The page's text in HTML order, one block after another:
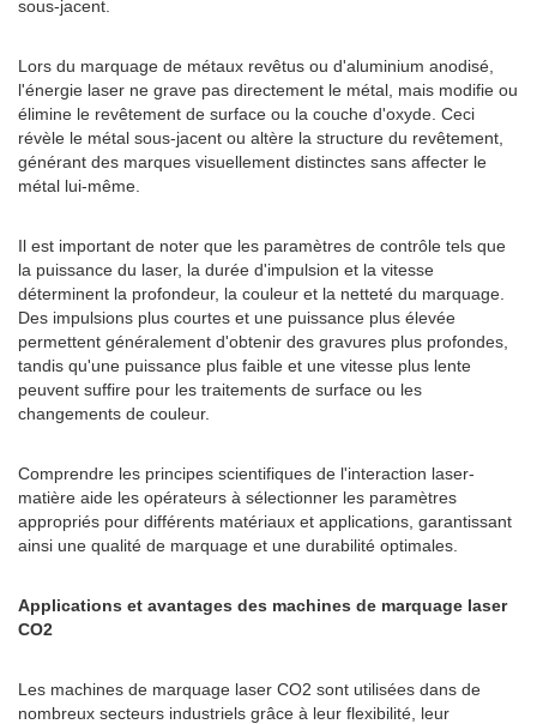
sous-jacent.
Lors du marquage de métaux revêtus ou d'aluminium anodisé,
l'énergie laser ne grave pas directement le métal, mais modifie ou
élimine le revêtement de surface ou la couche d'oxyde. Ceci
révèle le métal sous-jacent ou altère la structure du revêtement,
générant des marques visuellement distinctes sans affecter le
métal lui-même.
Il est important de noter que les paramètres de contrôle tels que
la puissance du laser, la durée d'impulsion et la vitesse
déterminent la profondeur, la couleur et la netteté du marquage.
Des impulsions plus courtes et une puissance plus élevée
permettent généralement d'obtenir des gravures plus profondes,
tandis qu'une puissance plus faible et une vitesse plus lente
peuvent suffire pour les traitements de surface ou les
changements de couleur.
Comprendre les principes scientifiques de l'interaction laser-
matière aide les opérateurs à sélectionner les paramètres
appropriés pour différents matériaux et applications, garantissant
ainsi une qualité de marquage et une durabilité optimales.
Applications et avantages des machines de marquage laser
CO2
Les machines de marquage laser CO2 sont utilisées dans de
nombreux secteurs industriels grâce à leur flexibilité, leur